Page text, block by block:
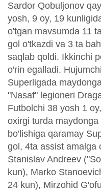
Sardor Qobuljonov
yosh, 9 oy, 19
o'tgan mavsumda 11
gol o'tkazdi va 3 ta
saqlab qoldi. Ikkinchi
o'rin egalladi.
Superligada
"Nasaf" legioneri
Futbolchi 38 yosh 1
oxirgi turda
bo'lishiga qaramay
gol, 4ta assist amalga
Stanislav Andreev
kun), Marko
24 kun), Mirzohid